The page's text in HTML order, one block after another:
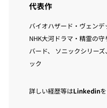
代表作
バイオハザード・ヴェンデ
NHK大河ドラマ・精霊の
バード、 ソニックシリー
ック
詳しい経歴等はLinkedin